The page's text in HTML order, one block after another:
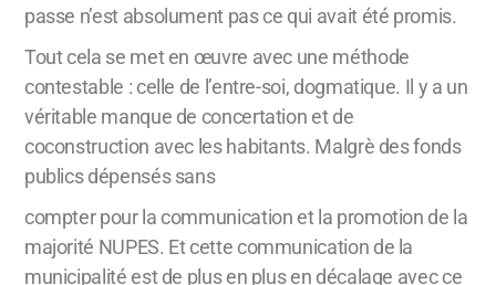
passe n’est absolument pas ce qui avait été promis.
Tout cela se met en œuvre avec une méthode
contestable : celle de l’entre-soi, dogmatique. Il y a un
véritable manque de concertation et de
coconstruction avec les habitants. Malgrè des fonds
publics dépensés sans
compter pour la communication et la promotion de la
majorité NUPES. Et cette communication de la
municipalité est de plus en plus en décalage avec ce